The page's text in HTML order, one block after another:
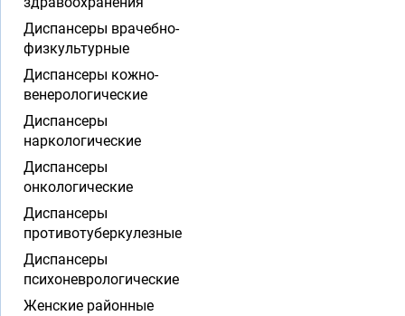
Диспансеры врачебно-
физкультурные
Диспансеры кожно-
венерологические
Диспансеры
наркологические
Диспансеры
онкологические
Диспансеры
противотуберкулезные
Диспансеры
психоневрологические
Женские районные